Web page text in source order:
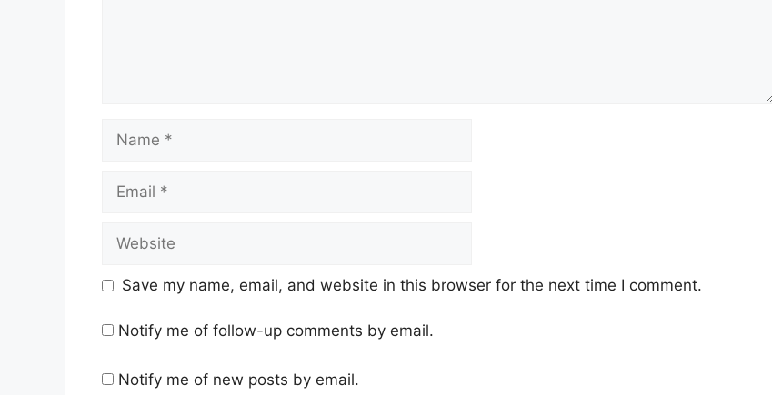
Save my name, email, and website in this browser for the next time I comment.
Notify me of follow-up comments by email.
Notify me of new posts by email.